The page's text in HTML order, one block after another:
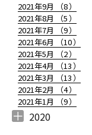
2021年9月 （8）
2021年8月 （5）
2021年7月 （9）
2021年6月 （10）
2021年5月 （2）
2021年4月 （13）
2021年3月 （13）
2021年2月 （4）
2021年1月 （9）
2020